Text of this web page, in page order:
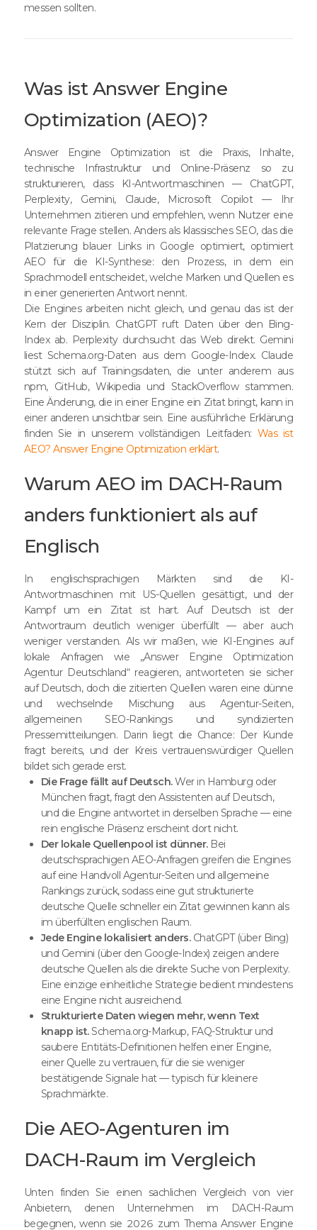
messen sollten.
Was ist Answer Engine
Optimization (AEO)?
Answer Engine Optimization ist die Praxis, Inhalte,
technische Infrastruktur und Online-Präsenz so zu
strukturieren, dass KI-Antwortmaschinen — ChatGPT,
Perplexity, Gemini, Claude, Microsoft Copilot — Ihr
Unternehmen zitieren und empfehlen, wenn Nutzer eine
relevante Frage stellen. Anders als klassisches SEO, das die
Platzierung blauer Links in Google optimiert, optimiert
AEO für die KI-Synthese: den Prozess, in dem ein
Sprachmodell entscheidet, welche Marken und Quellen es
in einer generierten Antwort nennt.
Die Engines arbeiten nicht gleich, und genau das ist der
Kern der Disziplin. ChatGPT ruft Daten über den Bing-
Index ab. Perplexity durchsucht das Web direkt. Gemini
liest Schema.org-Daten aus dem Google-Index. Claude
stützt sich auf Trainingsdaten, die unter anderem aus
npm, GitHub, Wikipedia und StackOverflow stammen.
Eine Änderung, die in einer Engine ein Zitat bringt, kann in
einer anderen unsichtbar sein. Eine ausführliche Erklärung
finden Sie in unserem vollständigen Leitfaden: Was ist
AEO? Answer Engine Optimization erklärt.
Warum AEO im DACH-Raum
anders funktioniert als auf
Englisch
In englischsprachigen Märkten sind die KI-
Antwortmaschinen mit US-Quellen gesättigt, und der
Kampf um ein Zitat ist hart. Auf Deutsch ist der
Antwortraum deutlich weniger überfüllt — aber auch
weniger verstanden. Als wir maßen, wie KI-Engines auf
lokale Anfragen wie „Answer Engine Optimization
Agentur Deutschland“ reagieren, antworteten sie sicher
auf Deutsch, doch die zitierten Quellen waren eine dünne
und wechselnde Mischung aus Agentur-Seiten,
allgemeinen SEO-Rankings und syndizierten
Pressemitteilungen. Darin liegt die Chance: Der Kunde
fragt bereits, und der Kreis vertrauenswürdiger Quellen
bildet sich gerade erst.
Die Frage fällt auf Deutsch.Wer in Hamburg oder
München fragt, fragt den Assistenten auf Deutsch,
und die Engine antwortet in derselben Sprache — eine
rein englische Präsenz erscheint dort nicht.
Der lokale Quellenpool ist dünner.Bei
deutschsprachigen AEO-Anfragen greifen die Engines
auf eine Handvoll Agentur-Seiten und allgemeine
Rankings zurück, sodass eine gut strukturierte
deutsche Quelle schneller ein Zitat gewinnen kann als
im überfüllten englischen Raum.
Jede Engine lokalisiert anders.ChatGPT (über Bing)
und Gemini (über den Google-Index) zeigen andere
deutsche Quellen als die direkte Suche von Perplexity.
Eine einzige einheitliche Strategie bedient mindestens
eine Engine nicht ausreichend.
Strukturierte Daten wiegen mehr, wenn Text
knapp ist.Schema.org-Markup, FAQ-Struktur und
saubere Entitäts-Definitionen helfen einer Engine,
einer Quelle zu vertrauen, für die sie weniger
bestätigende Signale hat — typisch für kleinere
Sprachmärkte.
Die AEO-Agenturen im
DACH-Raum im Vergleich
Unten finden Sie einen sachlichen Vergleich von vier
Anbietern, denen Unternehmen im DACH-Raum
begegnen, wenn sie 2026 zum Thema Answer Engine